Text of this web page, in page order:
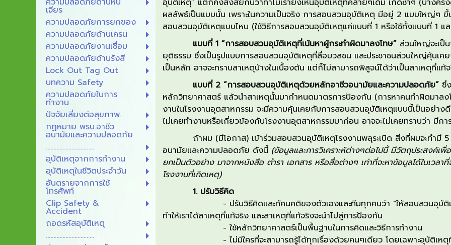
เจียร
ความปลอดภัยการยกของ
ความปลอดภัยด้านเครน
ความปลอดภัยงานเชื่อม
ความปลอดภัยด้านรังสี
Lock Out Tag Out
บทความ Safety
ความปลอดภัยในการ
ทำงาน
ปัจจัยเสี่ยงต่อสุขภาพ.
กฏหมาย พรบ.อาชีว
อนามัยและความปลอดภัย
................................
อุบัติเหตุจากการทำงาน
อุบัติเหตุในชีวิตประจำวัน
อันตรายจากการใช้
โทรศัพท์
Clip Safety &
Accident
ถอดรหัสอุบัติเหตุ
................................
อุบัติเหตุ” แต่ก็คงสงสัยกันว่าทำไมเรายังเห็นอุบัติเหตุที่คล้ายๆเดิม เกิดซ้ำๆ (บางครั้
ผลลัพธ์เป็นแบบนั้น เพราะในความเป็นจริง การสอบสวนอุบัติเหตุ มีอยู่ 2 แบบใหญ่ๆ ขึ้
สอบสวนอุบัติเหตุแบบไหน (ใช้วิธีการสอบสวนอุบัติเหตุแค่แบบที่ 1 หรือใช้ทั้งแบบที่1 แ
แบบที่ 1 “การสอบสวนอุบัติเหตุที่เน้นหาผู้กระทำผิดมาลงโทษ” ส่วนใหญ่จะเป็
ยุติธรรม ซึ่งเป็นรูปแบบการสอบสวนอุบัติเหตุที่สื่อมวลชน และประชาชนส่วนใหญ่คุ้นเค
เป็นหลัก อาจจะทราบสาเหตุบ้างในเบื้องต้น แต่ก็ไม่สามารถพิสูจน์ได้ว่าเป็นสาเหตุที่แท้
แบบที่ 2 “การสอบสวนอุบัติเหตุด้วยหลักอาชีวอนามัยและความปลอดภัย” ซึ่ง
หลักวิทยาศาสตร์ แล้วนำสาเหตุนั้นมากำหนดมาตรการป้องกัน (การหาคนทำผิดมาล
งานในโรงงานอุตสาหกรรม จะมีความคุ้นเคยกับการสอบสวนอุบัตเหตุแบบนี้เป็นอย่าง
ไม่เคยทำงานหรือเกี่ยวข้องกับโรงงานอุตสาหกรรมมาก่อน อาจจะไม่เคยทราบว่า มีกา
ถ้าผม (มีโอกาส) เข้าร่วมสอบสวนอุบัติเหตุโรงงานพลุระเบิด สิ่งที่ผมจะทำมี
อนามัยและความปลอดภัย ดังนี้ (ข้อมูลและการวิเคราะห์ต่างๆต่อไปนี้มีวัตถุประสงค์เพื่อ
ยกเป็นตัวอย่าง มาจากหนังสือ ตำรา เอกสาร หรือสื่อต่างๆ เท่าที่จะหาข้อมูลได้ในเวลา
โรงงานที่เกิดเหตุ)
1. ปรับวิธีคิด
- ปรับวิธีคิดและทัศนคติของตัวเองและทีมทุกคนว่า "ให้สอบสวนอุบั
ทำให้เราได้สาเหตุที่แท้จริง และสาเหตุที่แท้จริงจะนำไปสู่การป้องกัน
-ใช้หลักวิทยาศาสตร์เป็นพื้นฐานในการคิดและวิธีการทำงาน
- ไม่มีใครที่จะสามารถรู้ได้ทุกเรื่องด้วยคนๆเดียว โดยเฉพาะอุบัติ